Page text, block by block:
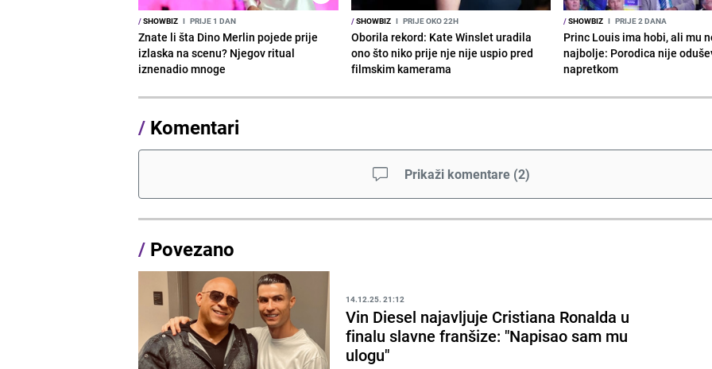
/SHOWBIZ I PRIJE 1 DAN
Znate li šta Dino Merlin pojede prije
izlaska na scenu? Njegov ritual
iznenadio mnoge
/SHOWBIZ I PRIJE OKO 22H
Oborila rekord: Kate Winslet uradila
ono što niko prije nje nije uspio pred
filmskim kamerama
/SHOWBIZ I PRIJE 2 DANA
Princ Louis ima hobi, ali mu
najbolje: Porodica nije
napretkom
/ Komentari
Prikaži komentare (2)
/ Povezano
14.12.25. 21:12
Vin Diesel najavljuje Cristiana Ronalda u
finalu slavne franšize: "Napisao sam mu
ulogu"